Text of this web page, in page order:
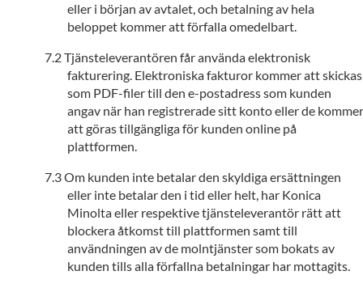
eller i början av avtalet, och betalning av hela
beloppet kommer att förfalla omedelbart.
Tjänsteleverantören får använda elektronisk
fakturering. Elektroniska fakturor kommer att skickas
som PDF-filer till den e-postadress som kunden
angav när han registrerade sitt konto eller de kommer
att göras tillgängliga för kunden online på
plattformen.
Om kunden inte betalar den skyldiga ersättningen
eller inte betalar den i tid eller helt, har Konica
Minolta eller respektive tjänsteleverantör rätt att
blockera åtkomst till plattformen samt till
användningen av de molntjänster som bokats av
kunden tills alla förfallna betalningar har mottagits.